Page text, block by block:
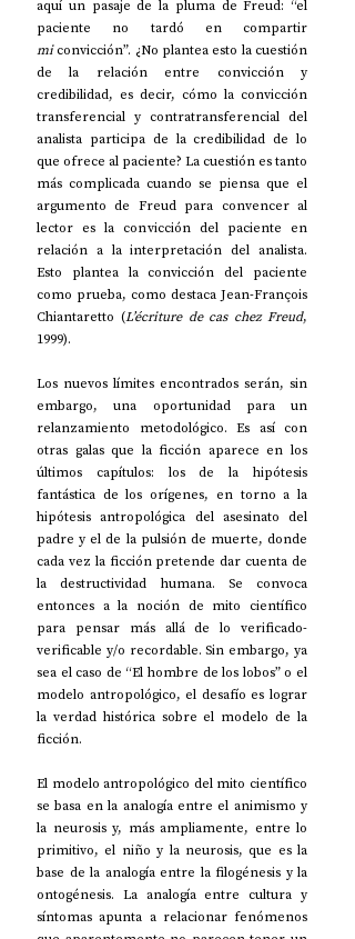
aquí un pasaje de la pluma de Freud: “el
mi convicción”. ¿No plantea esto la cuestión
de la relación entre convicción y
credibilidad, es decir, cómo la convicción
transferencial y contratransferencial del
analista participa de la credibilidad de lo
que ofrece al paciente? La cuestión es tanto
más complicada cuando se piensa que el
argumento de Freud para convencer al
lector es la convicción del paciente en
relación a la interpretación del analista.
Esto plantea la convicción del paciente
como prueba, como destaca Jean-François
Chiantaretto (L’écriture de cas chez Freud,
1999).
Los nuevos límites encontrados serán, sin
embargo, una oportunidad para un
relanzamiento metodológico. Es así con
otras galas que la ficción aparece en los
últimos capítulos: los de la hipótesis
fantástica de los orígenes, en torno a la
hipótesis antropológica del asesinato del
padre y el de la pulsión de muerte, donde
cada vez la ficción pretende dar cuenta de
la destructividad humana. Se convoca
entonces a la noción de mito científico
para pensar más allá de lo verificado-
verificable y/o recordable. Sin embargo, ya
sea el caso de “El hombre de los lobos” o el
modelo antropológico, el desafío es lograr
la verdad histórica sobre el modelo de la
ficción.
El modelo antropológico del mito científico
se basa en la analogía entre el animismo y
la neurosis y, más ampliamente, entre lo
primitivo, el niño y la neurosis, que es la
base de la analogía entre la filogénesis y la
ontogénesis. La analogía entre cultura y
síntomas apunta a relacionar fenómenos